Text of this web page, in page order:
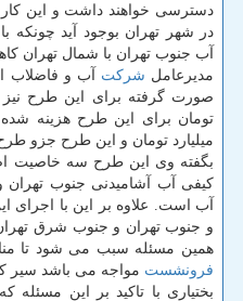
دسترسی خواهند داشت و این
در شهر تهران بوجود آید چونكه
آب جنوب تهران با شمال تهران
مدیرعامل شركت آب و فاضلاب
تومان برای این طرح هزینه
میلیارد تومان و این طرح جزو
بگفته وی این طرح سه خاصیت
كیفی آب آشامیدنی جنوب تهران
آب است. علاوه بر این با اجرای
و جنوب تهران و جنوب شرق
همین مسئله سبب می شود تا
فرونشست مواجه می باشد سیر
بختیاری با تاكید بر این مسئله